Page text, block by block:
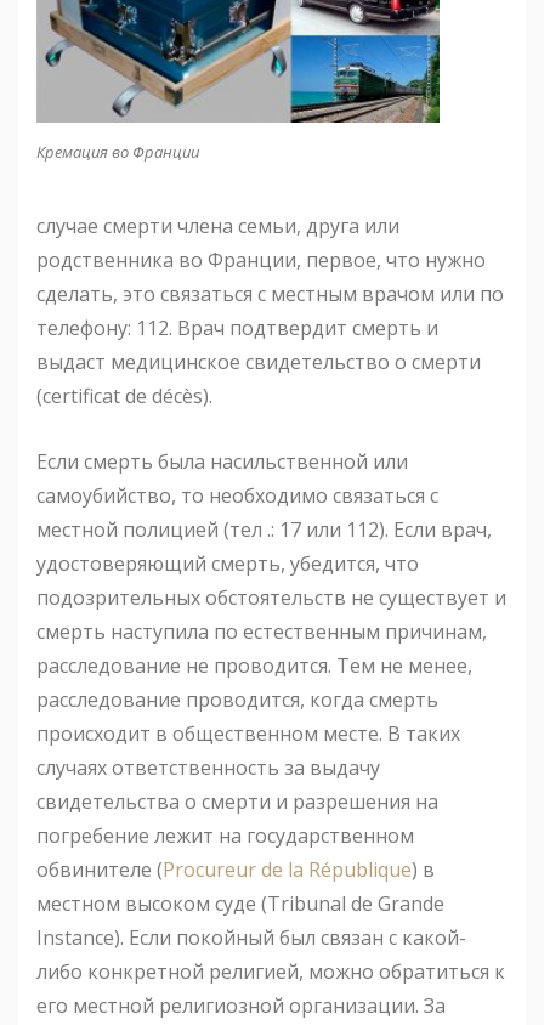
Кремация во Франции
случае смерти члена семьи, друга или
родственника во Франции, первое, что нужно
сделать, это связаться с местным врачом или по
телефону: 112. Врач подтвердит смерть и
выдаст медицинское свидетельство о смерти
(certificat de décès).
Если смерть была насильственной или
самоубийство, то необходимо связаться с
местной полицией (тел .: 17 или 112). Если врач,
удостоверяющий смерть, убедится, что
подозрительных обстоятельств не существует и
смерть наступила по естественным причинам,
расследование не проводится. Тем не менее,
расследование проводится, когда смерть
происходит в общественном месте. В таких
случаях ответственность за выдачу
свидетельства о смерти и разрешения на
погребение лежит на государственном
обвинителе (Procureur de la République) в
местном высоком суде (Tribunal de Grande
Instance). Если покойный был связан с какой-
либо конкретной религией, можно обратиться к
его местной религиозной организации. За